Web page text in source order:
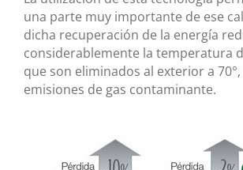
una parte muy importante de ese
dicha recuperación de la energía
considerablemente la temperatura
que son eliminados al exterior a
emisiones de gas contaminante.